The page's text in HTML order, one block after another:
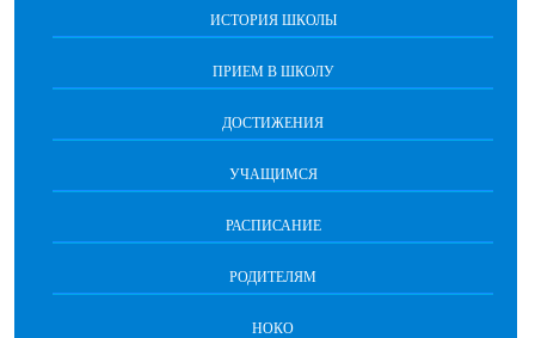
ИСТОРИЯ ШКОЛЫ
ПРИЕМ В ШКОЛУ
ДОСТИЖЕНИЯ
УЧАЩИМСЯ
РАСПИСАНИЕ
РОДИТЕЛЯМ
НОКО